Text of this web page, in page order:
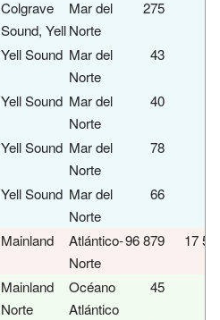
Colgrave
Sound, Yell
Mar del
Norte
275
Yell Sound Mar del
Norte
43
Yell Sound Mar del
Norte
40
Yell Sound Mar del
Norte
78
Yell Sound Mar del
Norte
66
Mainland
Atlántico-
Norte
96 879 17
Mainland
Norte
Océano
Atlántico
45